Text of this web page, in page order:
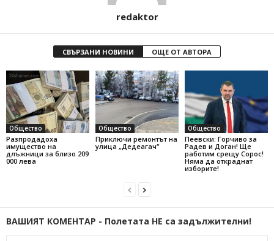
redaktor
СВЪРЗАНИ НОВИНИ ОЩЕ ОТ АВТОРА
Общество
Разпродадоха
имущество на
длъжници за близо 209
000 лева
Общество
Приключи ремонтът на
улица „Дедеагач“
Общество
Пеевски: Горчиво за
Радев и Доган! Ще
работим срещу Сорос!
Няма да откраднат
изборите!
ВАШИЯТ КОМЕНТАР - Полетата НЕ са задължителни!